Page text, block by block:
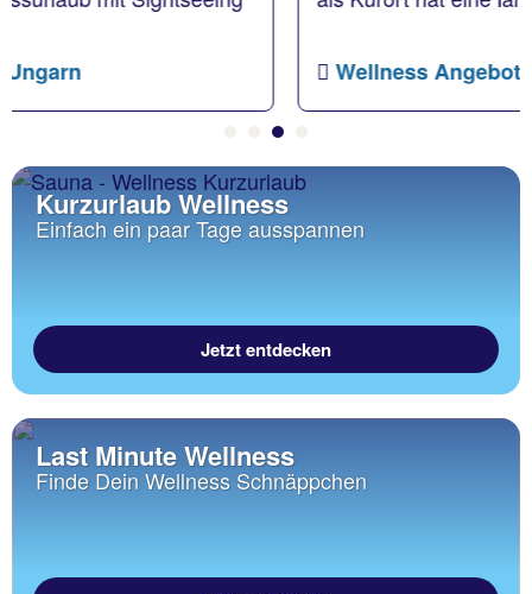
Wellness Angebote Südtirol
Kurzurlaub Wellness
Einfach ein paar Tage ausspannen
Jetzt entdecken
Last Minute Wellness
Finde Dein Wellness Schnäppchen